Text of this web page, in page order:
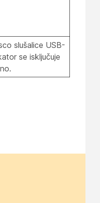
slušalice USB-
se isključuje